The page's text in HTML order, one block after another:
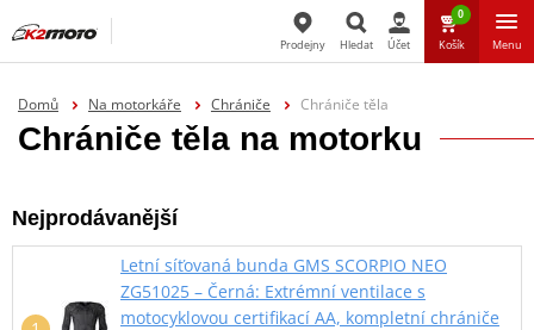
Prodejny Hledat Účet
0
Košík Menu
Domů Na motorkáře Chrániče Chrániče těla
Chrániče těla na motorku
Nejprodávanější
Letní síťovaná bunda GMS SCORPIO NEO
ZG51025 – Černá: Extrémní ventilace s
motocyklovou certifikací AA, kompletní chrániče